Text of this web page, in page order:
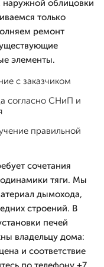
наружной облицовки
только
ремонт
элементы.
с заказчиком
согласно СНиП и
правильной
сочетания
тяги. Мы
дымохода,
строений. В
печей
владельцу дома:
и соответствие